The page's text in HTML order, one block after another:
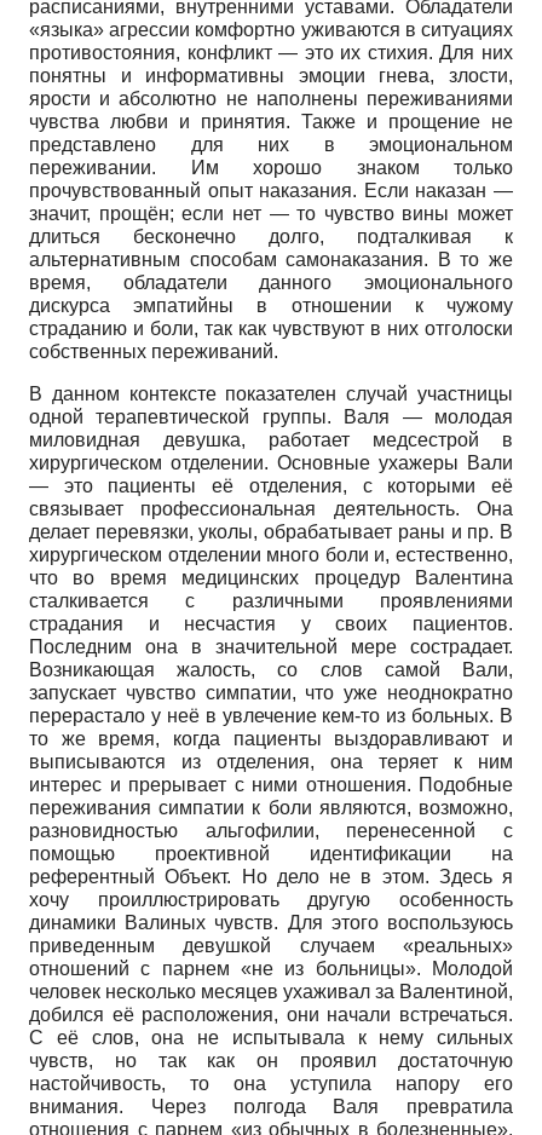
расписаниями, внутренними уставами. Обладатели
«языка» агрессии комфортно уживаются в ситуациях
противостояния, конфликт — это их стихия. Для них
понятны и информативны эмоции гнева, злости,
ярости и абсолютно не наполнены переживаниями
чувства любви и принятия. Также и прощение не
представлено для них в эмоциональном
переживании. Им хорошо знаком только
прочувствованный опыт наказания. Если наказан —
значит, прощён; если нет — то чувство вины может
длиться бесконечно долго, подталкивая к
альтернативным способам самонаказания. В то же
время, обладатели данного эмоционального
дискурса эмпатийны в отношении к чужому
страданию и боли, так как чувствуют в них отголоски
собственных переживаний.
В данном контексте показателен случай участницы
одной терапевтической группы. Валя — молодая
миловидная девушка, работает медсестрой в
хирургическом отделении. Основные ухажеры Вали
— это пациенты её отделения, с которыми её
связывает профессиональная деятельность. Она
делает перевязки, уколы, обрабатывает раны и пр. В
хирургическом отделении много боли и, естественно,
что во время медицинских процедур Валентина
сталкивается с различными проявлениями
страдания и несчастия у своих пациентов.
Последним она в значительной мере сострадает.
Возникающая жалость, со слов самой Вали,
запускает чувство симпатии, что уже неоднократно
перерастало у неё в увлечение кем-то из больных. В
то же время, когда пациенты выздоравливают и
выписываются из отделения, она теряет к ним
интерес и прерывает с ними отношения. Подобные
переживания симпатии к боли являются, возможно,
разновидностью альгофилии, перенесенной с
помощью проективной идентификации на
референтный Объект. Но дело не в этом. Здесь я
хочу проиллюстрировать другую особенность
динамики Валиных чувств. Для этого воспользуюсь
приведенным девушкой случаем «реальных»
отношений с парнем «не из больницы». Молодой
человек несколько месяцев ухаживал за Валентиной,
добился её расположения, они начали встречаться.
С её слов, она не испытывала к нему сильных
чувств, но так как он проявил достаточную
настойчивость, то она уступила напору его
внимания. Через полгода Валя превратила
отношения с парнем «из обычных в болезненные».